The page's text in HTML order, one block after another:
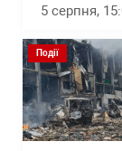
5 серпня,
Події